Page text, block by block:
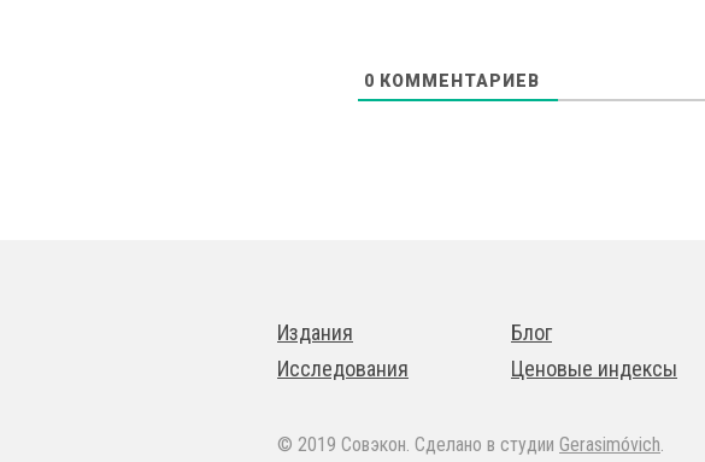
0 КОММЕНТАРИЕВ
Издания
Исследования
Блог
Ценовые индексы
© 2019 Совэкон. Сделано в студии Gerasimóvich.